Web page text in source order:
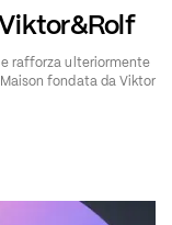
rafforza ulteriormente
fondata da Viktor